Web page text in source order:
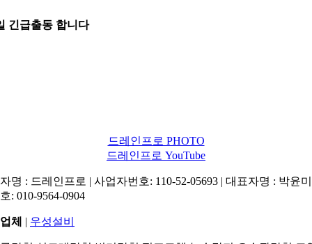
긴급출동 합니다
드레인프로 PHOTO
드레인프로 YouTube
명 : 드레인프로 | 사업자번호: 110-52-05693 | 대표자명 : 박윤
: 010-9564-0904
체 | 우성설비